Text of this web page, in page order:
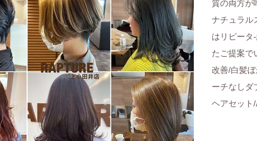
質の両方が
ナチュラル
はリピータ
たご提案で
改善/白髪
ーチなしダ
ヘアセット/